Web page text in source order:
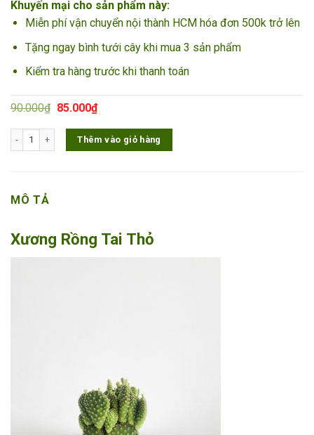
90.000₫.là:
85.000₫.
Khuyến mại cho sản phẩm này:
Miễn phí vận chuyển nội thành HCM hóa đơn 500k trở lên
Tặng ngay bình tưới cây khi mua 3 sản phẩm
Kiểm tra hàng trước khi thanh toán
90.000₫ Giá
là:
90.000₫.
85.000₫Giá
hiện
tại
là:
85.000₫.
Xương Rồng Tai Thỏ số lượngThêm vào giỏ hàng
MÔ TẢ
Xương Rồng Tai Thỏ